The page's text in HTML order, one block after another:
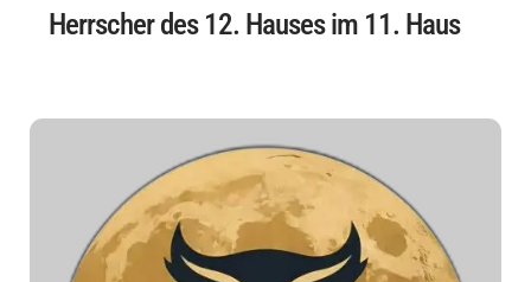
Herrscher des 12. Hauses im 11. Haus